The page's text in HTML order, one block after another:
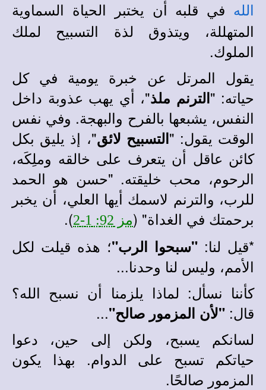
الله
في قلبه أن يختبر الحياة السماوية
المتهللة، ويتذوق لذة التسبيح لملك
الملوك.
يقول المرتل عن خبرة يومية في كل
حياته: "الترنم ملذ"، أي يهب عذوبة داخل
النفس، يشبعها بالفرح والبهجة. وفي نفس
الوقت يقول: "التسبيح لائق"، إذ يليق بكل
كائن عاقل أن يتعرف على خالقه وملِكَه،
الرحوم، محب خليقته. "حسن هو الحمد
للرب، والترنم لاسمك أيها العلي، أن يخبر
برحمتك في الغداة" (مز 92: 1-2
).
*قيل لنا: "سبحوا الرب"؛ هذه قيلت لكل
الأمم، وليس لنا وحدنا...
كأننا نسأل: لماذا يلزمنا أن نسبح الله؟
قال: "لأن المزمور صالح"...
لسانكم يسبح، ولكن إلى حين، دعوا
حياتكم تسبح على الدوام. بهذا يكون
المزمور صالحًا.